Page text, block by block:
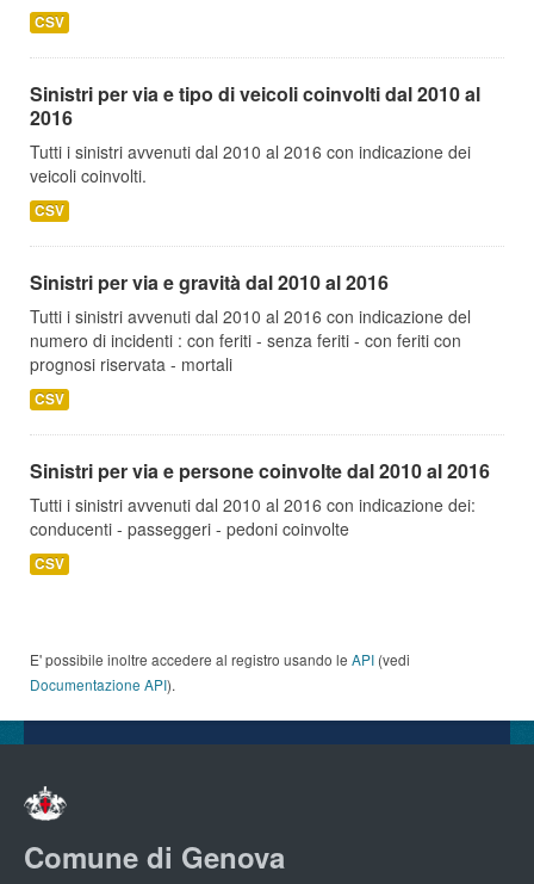
CSV
Sinistri per via e tipo di veicoli coinvolti dal 2010 al
2016
Tutti i sinistri avvenuti dal 2010 al 2016 con indicazione dei
veicoli coinvolti.
CSV
Sinistri per via e gravità dal 2010 al 2016
Tutti i sinistri avvenuti dal 2010 al 2016 con indicazione del
numero di incidenti : con feriti - senza feriti - con feriti con
prognosi riservata - mortali
CSV
Sinistri per via e persone coinvolte dal 2010 al 2016
Tutti i sinistri avvenuti dal 2010 al 2016 con indicazione dei:
conducenti - passeggeri - pedoni coinvolte
CSV
E' possibile inoltre accedere al registro usando le API (vedi
Documentazione API).
Comune di Genova